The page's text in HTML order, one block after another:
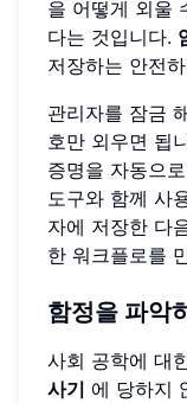
을 어떻게 외울
다는 것입니다.
저장하는 안전
관리자를 잠금
호만 외우면 됩
증명을 자동으
도구와 함께 사
자에 저장한 다
한 워크플로를
함정을 파악
사회 공학에 대
사기 에 당하지